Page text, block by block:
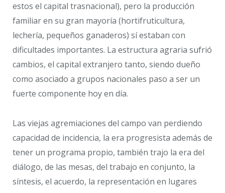
estos el capital trasnacional), pero la producción
familiar en su gran mayoría (hortifruticultura,
lechería, pequeños ganaderos) sí estaban con
dificultades importantes. La estructura agraria sufrió
cambios, el capital extranjero tanto, siendo dueño
como asociado a grupos nacionales paso a ser un
fuerte componente hoy en día.
Las viejas agremiaciones del campo van perdiendo
capacidad de incidencia, la era progresista además de
tener un programa propio, también trajo la era del
diálogo, de las mesas, del trabajo en conjunto, la
síntesis, el acuerdo, la representación en lugares